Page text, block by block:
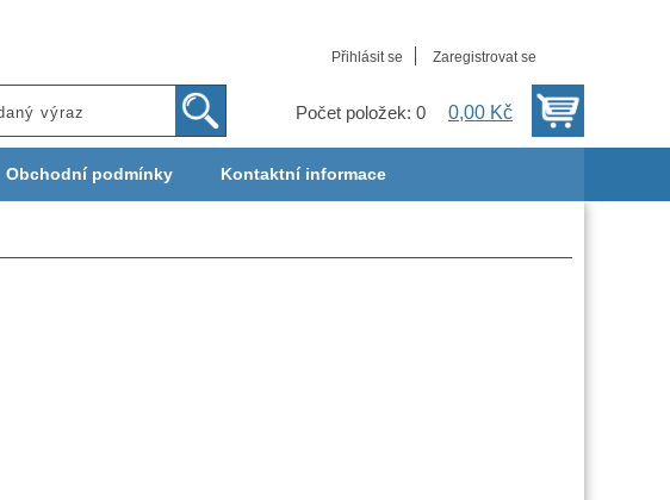
Přihlásit se Zaregistrovat se
Počet položek: 0 0,00 Kč
Obchodní podmínky Kontaktní informace